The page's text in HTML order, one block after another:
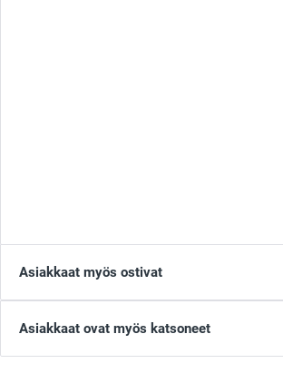
Asiakkaat myös ostivat
Asiakkaat ovat myös katsoneet